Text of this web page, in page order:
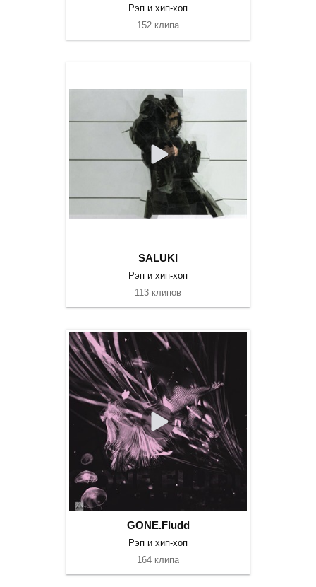
Рэп и хип-хоп
152 клипа
SALUKI
Рэп и хип-хоп
113 клипов
GONE.Fludd
Рэп и хип-хоп
164 клипа